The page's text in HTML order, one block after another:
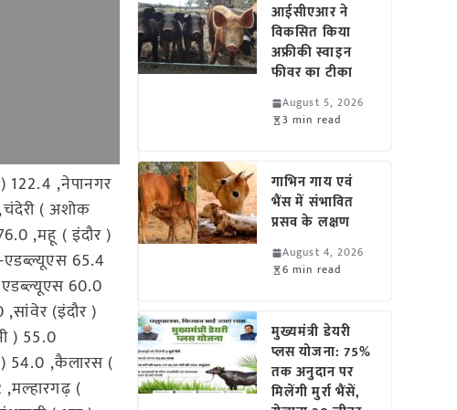
122.4 ,नेपानगर
( अशोक
,महू ( इंदौर )
65.4
60.0
(इंदौर )
) 55.0
) 54.0 ,कैलारस (
(
आईसीएआर ने
विकसित किया
अफ्रीकी स्वाइन
फीवर का टीका
August 5, 2026
3 min read
गाभिन गाय एवं
भैंस में संभावित
प्रसव के लक्षण
August 4, 2026
6 min read
मुख्यमंत्री डेयरी
प्लस योजना: 75%
तक अनुदान पर
मिलेंगी मुर्रा भैंसें,